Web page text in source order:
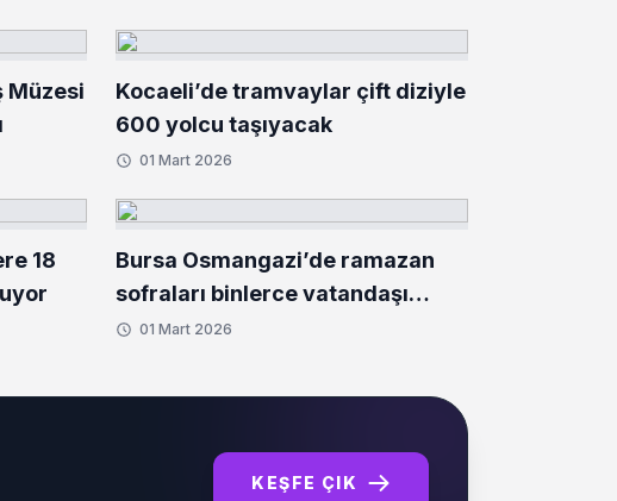
Müzesi
Kocaeli’de tramvaylar çift diziyle
600 yolcu taşıyacak
01 Mart 2026
18
Bursa Osmangazi’de ramazan
sofraları binlerce vatandaşı
buluşturuyor
01 Mart 2026
KEŞFE ÇIK